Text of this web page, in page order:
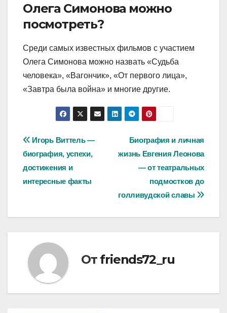
Олега Симонова можно
посмотреть?
Среди самых известных фильмов с участием
Олега Симонова можно назвать «Судьба
человека», «Вагончик», «От первого лица»,
«Завтра была война» и многие другие.
Навигация
по
записям
Биография и личная
жизнь Евгения Леонова
— от театральных
подмостков до
голливудской славы
Игорь Виттель —
биография, успехи,
достижения и
интересные факты
От friends72_ru